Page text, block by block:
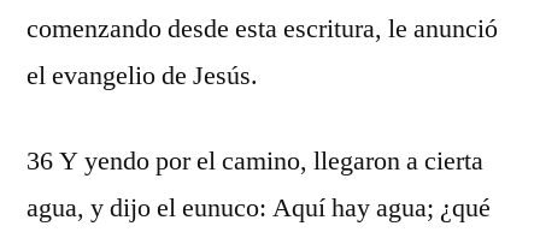
comenzando desde esta escritura, le anunció
el evangelio de Jesús.
36 Y yendo por el camino, llegaron a cierta
agua, y dijo el eunuco: Aquí hay agua; ¿qué